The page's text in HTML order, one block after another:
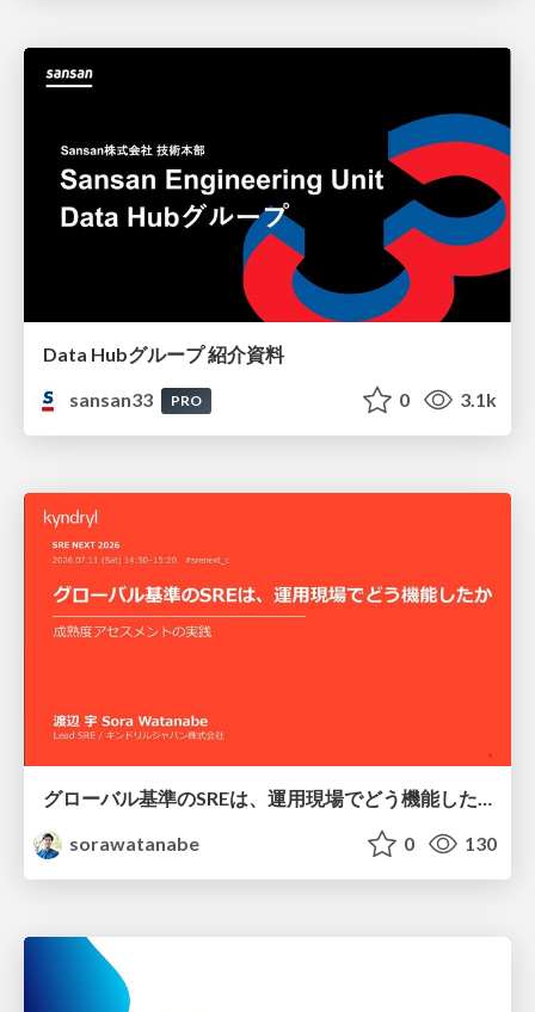
Data Hubグループ 紹介資料
sansan33
PRO 0 3.1k
グローバル基準のSREは、運用現場でどう機能したか：成熟度アセスメントの実践 ／ SRE NEXT 2026
sorawatanabe
0 130